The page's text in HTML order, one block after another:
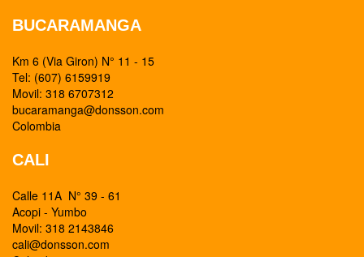
BUCARAMANGA
Km 6 (Via Giron) N° 11 - 15
Tel: (607) 6159919
Movil: 318 6707312
bucaramanga@donsson.com
Colombia
CALI
Calle 11A N° 39 - 61
Acopi - Yumbo
Movil: 318 2143846
cali@donsson.com